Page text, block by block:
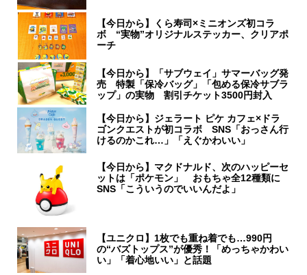
【今日から】くら寿司×ミニオンズ初コラ
ボ “実物”オリジナルステッカー、クリアポ
ーチ
【今日から】「サブウェイ」サマーバッグ発
売 特製「保冷バッグ」「包める保冷サブラ
ップ」の実物 割引チケット3500円封入
【今日から】ジェラート ピケ カフェ×ドラ
ゴンクエストが初コラボ SNS「おっさん行
けるのかこれ…」「えぐかわいい」
【今日から】マクドナルド、次のハッピーセ
ットは「ポケモン」 おもちゃ全12種類に
SNS「こういうのでいいんだよ」
【ユニクロ】1枚でも重ね着でも…990円
の“バズトップス”が優秀！「めっちゃかわい
い」「着心地いい」と話題